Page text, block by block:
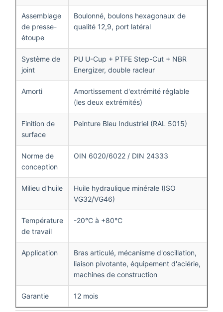
Assemblage
de presse-
étoupe
Boulonné, boulons hexagonaux de
qualité 12,9, port latéral
Système de
joint
PU U-Cup + PTFE Step-Cut + NBR
Energizer, double racleur
Amorti
Amortissement d'extrémité réglable
(les deux extrémités)
Finition de
surface
Peinture Bleu Industriel (RAL 5015)
Norme de
conception
OIN 6020/6022 / DIN 24333
Milieu d'huile
Huile hydraulique minérale (ISO
VG32/VG46)
Température
de travail
-20°C à +80°C
Application
Bras articulé, mécanisme d'oscillation,
liaison pivotante, équipement d'aciérie,
machines de construction
Garantie 12 mois